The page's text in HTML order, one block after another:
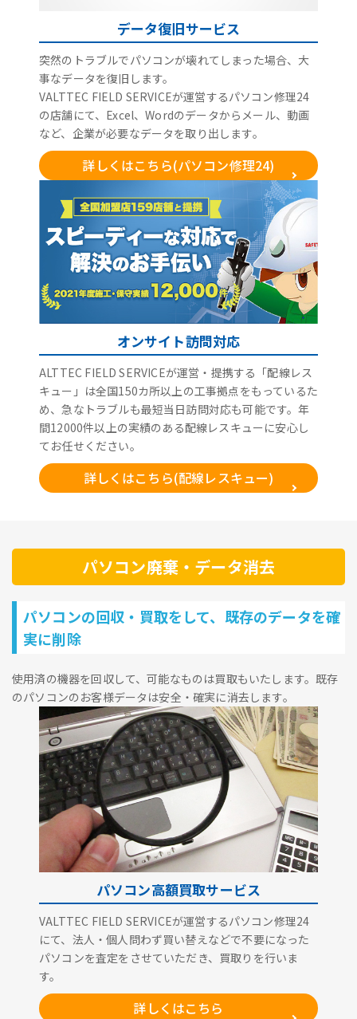
データ復旧サービス
突然のトラブルでパソコンが壊れてしまった場合、大
事なデータを復旧します。
VALTTEC FIELD SERVICEが運営するパソコン修理24
の店舗にて、Excel、Wordのデータからメール、動画
など、企業が必要なデータを取り出します。
詳しくはこちら(パソコン修理24)
オンサイト訪問対応
ALTTEC FIELD SERVICEが運営・提携する「配線レス
キュー」は全国150カ所以上の工事拠点をもっているた
め、急なトラブルも最短当日訪問対応も可能です。年
間12000件以上の実績のある配線レスキューに安心し
てお任せください。
詳しくはこちら(配線レスキュー)
パソコン廃棄・データ消去
パソコンの回収・買取をして、既存のデータを確
実に削除
使用済の機器を回収して、可能なものは買取もいたします。既存
のパソコンのお客様データは安全・確実に消去します。
パソコン高額買取サービス
VALTTEC FIELD SERVICEが運営するパソコン修理24
にて、法人・個人問わず買い替えなどで不要になった
パソコンを査定をさせていただき、買取りを行いま
す。
詳しくはこちら